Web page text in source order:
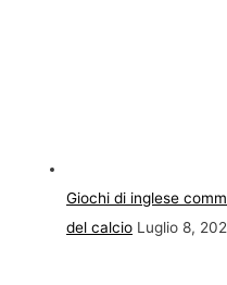
Giochi di inglese
del calcio Luglio 8,